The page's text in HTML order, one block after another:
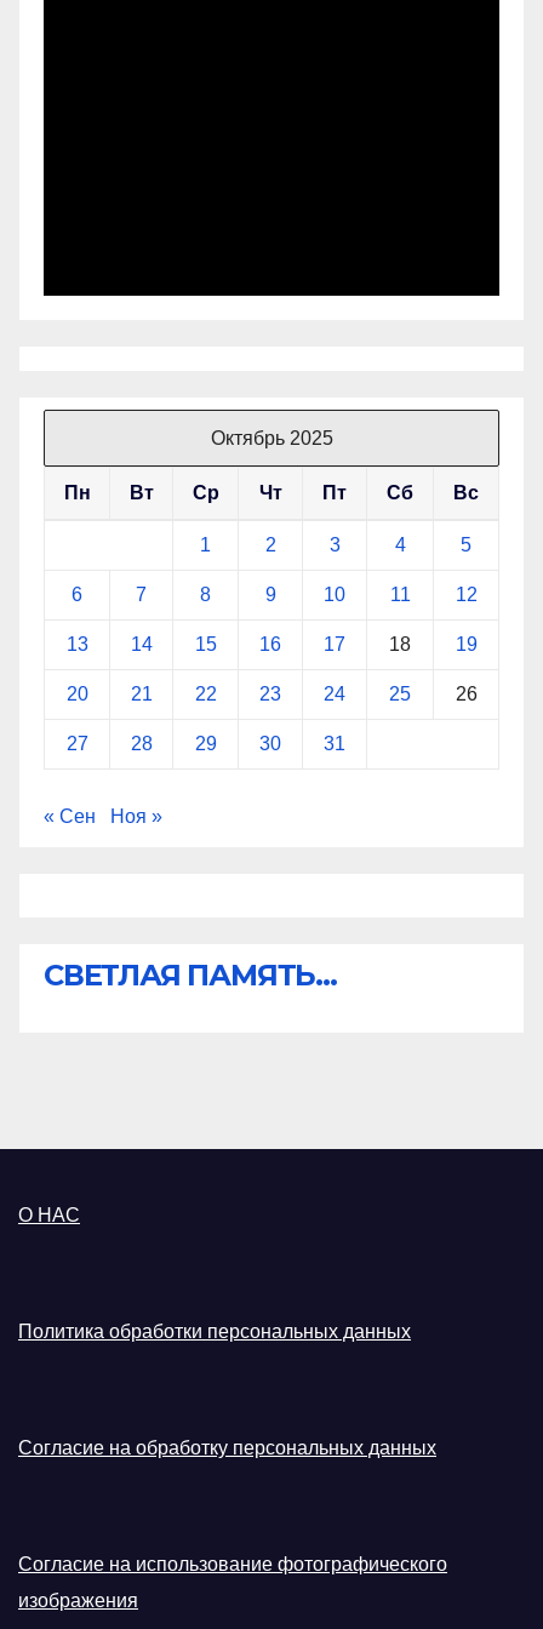
Октябрь 2025
Пн Вт Ср Чт Пт Сб Вс
1 2 3 4 5
6 7 8 9 10 11 12
13 14 15 16 17 18 19
20 21 22 23 24 25 26
27 28 29 30 31
« Сен Ноя »
СВЕТЛАЯ ПАМЯТЬ...
О НАС
Политика обработки персональных данных
Согласие на обработку персональных данных
Согласие на использование фотографического
изображения